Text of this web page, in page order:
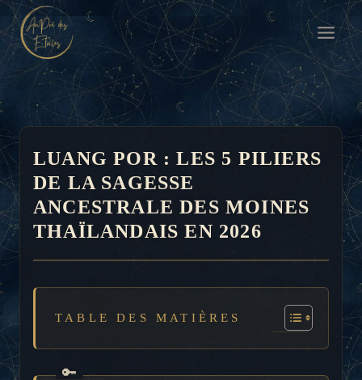
Aller
au
contenu
LUANG POR : LES 5 PILIERS
DE LA SAGESSE
ANCESTRALE DES MOINES
THAÏLANDAIS EN 2026
TABLE DES MATIÈRES